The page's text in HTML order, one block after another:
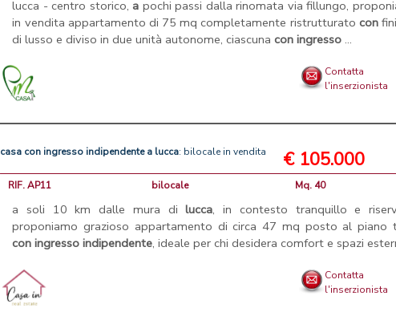
lucca - centro storico, a pochi passi dalla rinomata via fillungo,
in vendita appartamento di 75 mq completamente ristrutturato con
di lusso e diviso in due unità autonome, ciascunacon ingresso ...
Contatta
l'inserzionista
casa con ingresso indipendente a lucca: bilocale in vendita € 105.000
RIF. AP11 bilocale Mq. 40
a soli 10 km dalle mura dilucca, in contesto tranquillo e
proponiamo grazioso appartamento di circa 47 mq posto al piano
con ingresso indipendente, ideale per chi desidera comfort e spazi
Contatta
l'inserzionista